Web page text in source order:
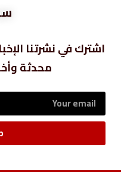
اشترك في نشرتنا
محدثة